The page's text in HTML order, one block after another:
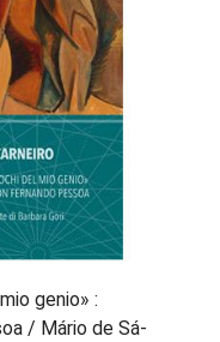
genio» :
/ Mário de Sá-